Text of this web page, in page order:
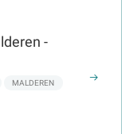
-
MALDEREN